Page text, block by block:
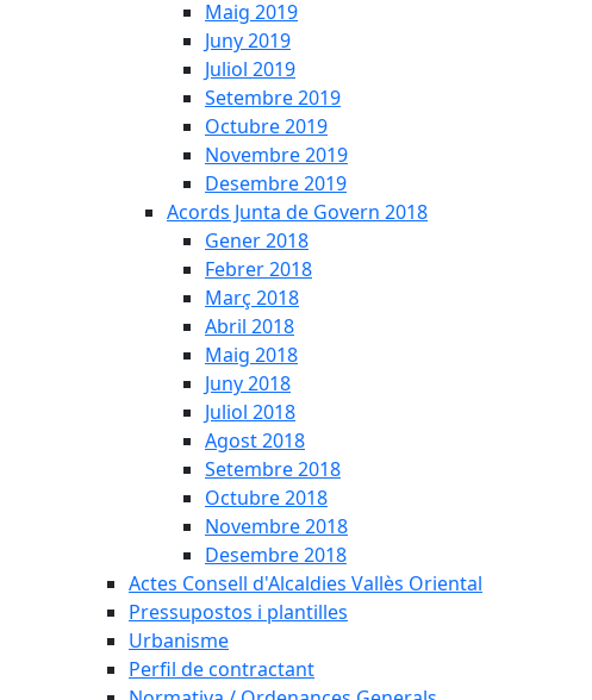
Maig 2019
Juny 2019
Juliol 2019
Setembre 2019
Octubre 2019
Novembre 2019
Desembre 2019
Acords Junta de Govern 2018
Gener 2018
Febrer 2018
Març 2018
Abril 2018
Maig 2018
Juny 2018
Juliol 2018
Agost 2018
Setembre 2018
Octubre 2018
Novembre 2018
Desembre 2018
Actes Consell d'Alcaldies Vallès Oriental
Pressupostos i plantilles
Urbanisme
Perfil de contractant